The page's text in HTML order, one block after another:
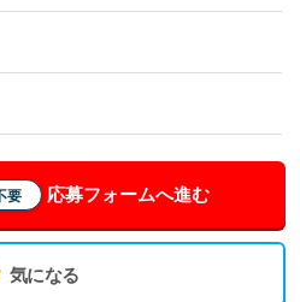
要 応募フォームへ進む
気になる